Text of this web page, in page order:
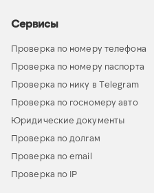
Сервисы
Проверка по номеру телефона
Проверка по номеру паспорта
Проверка по нику в Telegram
Проверка по госномеру авто
Юридические документы
Проверка по долгам
Проверка по email
Проверка по IP